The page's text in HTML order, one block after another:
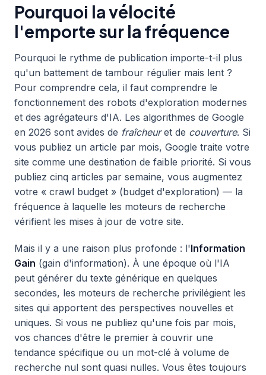
Pourquoi la vélocité
l'emporte sur la fréquence
Pourquoi le rythme de publication importe-t-il plus
qu'un battement de tambour régulier mais lent ?
Pour comprendre cela, il faut comprendre le
fonctionnement des robots d'exploration modernes
et des agrégateurs d'IA. Les algorithmes de Google
en 2026 sont avides de fraîcheuret de couverture. Si
vous publiez un article par mois, Google traite votre
site comme une destination de faible priorité. Si vous
publiez cinq articles par semaine, vous augmentez
votre « crawl budget » (budget d'exploration) — la
fréquence à laquelle les moteurs de recherche
vérifient les mises à jour de votre site.
Mais il y a une raison plus profonde : l'Information
Gain (gain d'information). À une époque où l'IA
peut générer du texte générique en quelques
secondes, les moteurs de recherche privilégient les
sites qui apportent des perspectives nouvelles et
uniques. Si vous ne publiez qu'une fois par mois,
vos chances d'être le premier à couvrir une
tendance spécifique ou un mot-clé à volume de
recherche nul sont quasi nulles. Vous êtes toujours